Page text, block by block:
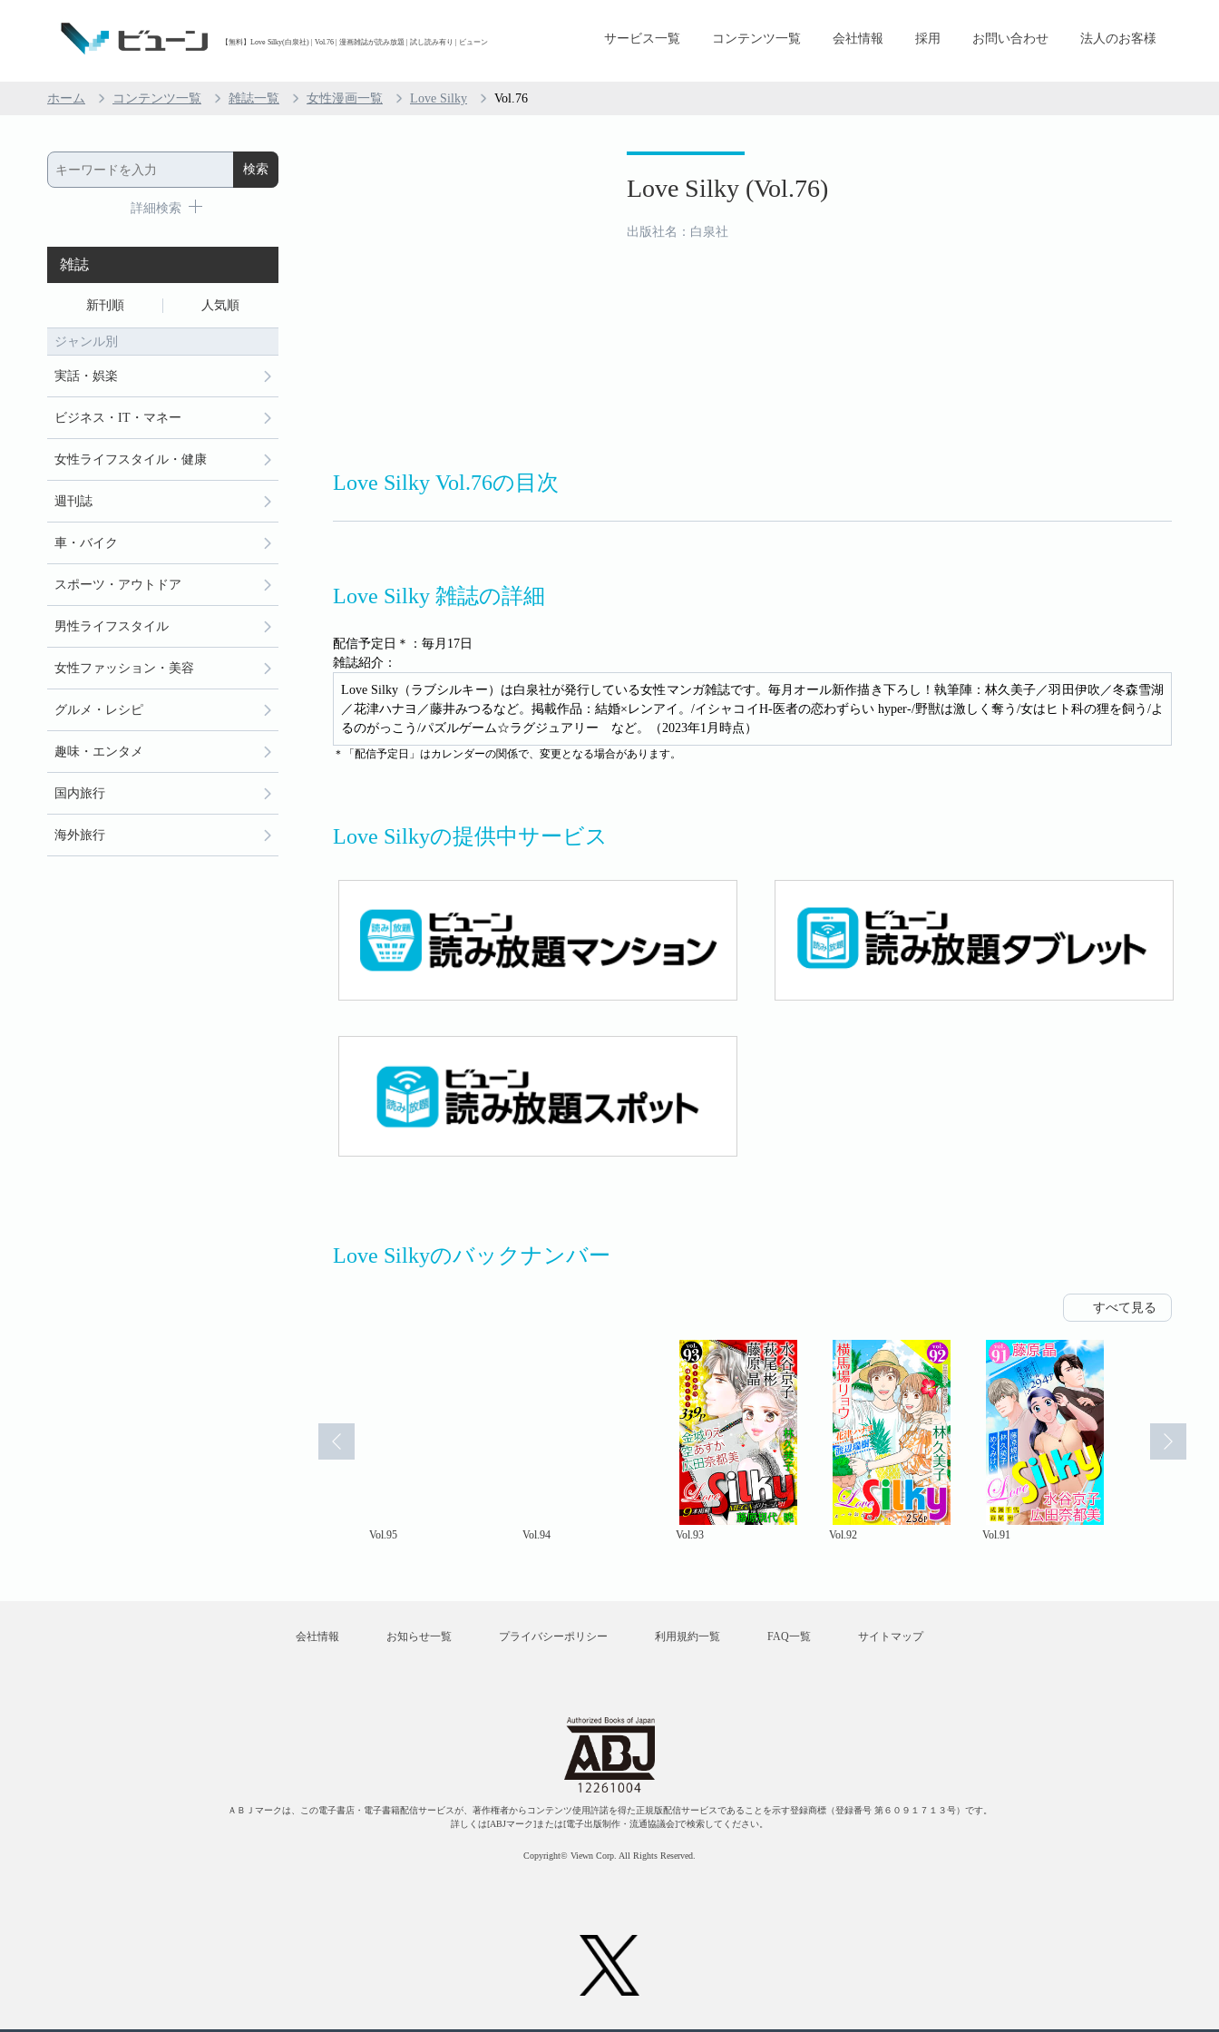
【無料】Love Silky(白泉社) | Vol.76 | 漫画雑誌が読み放題 | 試し読み有り | ビューン サービス一覧 コンテンツ一覧 会社情報 採用 お問い合わせ 法人のお客様
ホーム コンテンツ一覧 雑誌一覧 女性漫画一覧 Love Silky Vol.76
Love Silky (Vol.76)
出版社名：白泉社
Love Silky Vol.76の目次
Love Silky 雑誌の詳細
配信予定日＊：毎月17日
雑誌紹介：
Love Silky（ラブシルキー）は白泉社が発行している女性マンガ雑誌です。毎月オール新作描き下ろし！執筆陣：林久美子／羽田伊吹／冬森雪湖
／花津ハナヨ／藤井みつるなど。掲載作品：結婚×レンアイ。/イシャコイH-医者の恋わずらい hyper-/野獣は激しく奪う/女はヒト科の狸を飼う/よ
るのがっこう/パズルゲーム☆ラグジュアリー など。（2023年1月時点）
＊「配信予定日」はカレンダーの関係で、変更となる場合があります。
Love Silkyの提供中サービス
Love Silkyのバックナンバー
すべて見る
Vol.95 Vol.94 Vol.93 Vol.92 Vol.91
詳細検索
雑誌
新刊順 人気順
ジャンル別
実話・娯楽
ビジネス・IT・マネー
女性ライフスタイル・健康
週刊誌
車・バイク
スポーツ・アウトドア
男性ライフスタイル
女性ファッション・美容
グルメ・レシピ
趣味・エンタメ
国内旅行
海外旅行
会社情報 お知らせ一覧 プライバシーポリシー 利用規約一覧 FAQ一覧 サイトマップ
ＡＢＪマークは、この電子書店・電子書籍配信サービスが、著作権者からコンテンツ使用許諾を得た正規版配信サービスであることを示す登録商標（登録番号 第６０９１７１３号）です。
詳しくは[ABJマーク]または[電子出版制作・流通協議会]で検索してください。
Copyright© Viewn Corp. All Rights Reserved.